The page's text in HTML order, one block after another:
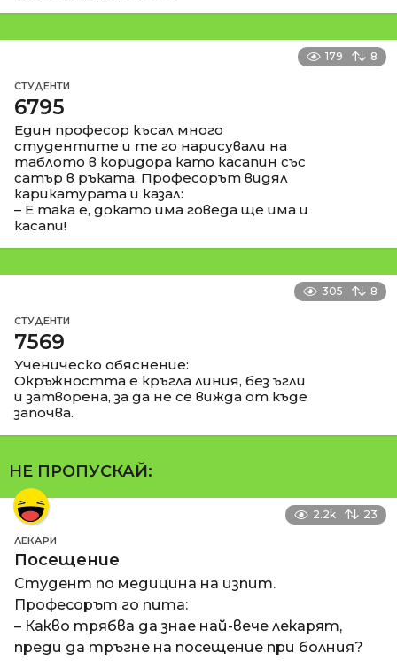
179 8
СТУДЕНТИ
6795
Един професор късал много
студентите и те го нарисували на
таблото в коридора като касапин със
сатър в ръката. Професорът видял
карикатурата и казал:
– Е така е, докато има говеда ще има и
касапи!
305 8
СТУДЕНТИ
7569
Ученическо обяснение:
Окръжността е кръгла линия, без ъгли
и затворена, за да не се вижда от къде
започва.
НЕ ПРОПУСКАЙ:
2.2k 23
ЛЕКАРИ
Посещение
Студент по медицина на изпит.
Професорът го пита:
– Какво трябва да знае най-вече лекарят,
преди да тръгне на посещение при болния?